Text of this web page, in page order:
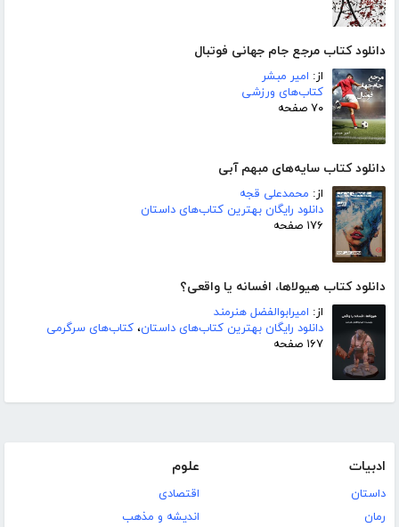
دانلود کتاب مرجع جام جهانی فوتبال
از: امیر مبشر
کتاب‌های ورزشی
۷۰ صفحه
دانلود کتاب سایه‌های مبهم آبی
از: محمدعلی قجه
دانلود رایگان بهترین کتاب‌های داستان
۱۷۶ صفحه
دانلود کتاب هیولاها، افسانه یا واقعی؟
از: امیرابوالفضل هنرمند
دانلود رایگان بهترین کتاب‌های داستان، کتاب‌های سرگرمی
۱۶۷ صفحه
ادبیات
داستان
رمان
علوم
اقتصادی
اندیشه و مذهب